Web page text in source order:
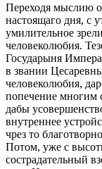
Переходя мыслию
настоящаго дня, с
умилительное
человеколюбия.
Государыня
в звании
человеколюбия,
попечение многим
дабы
внутреннее
чрез то
Потом, уже с
сострадательный